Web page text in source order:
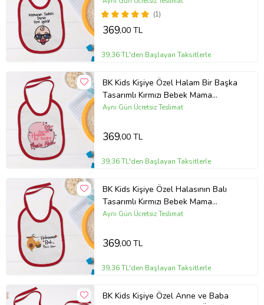
(1)
369,00 TL
39,36 TL'den Başlayan Taksitlerle
BK Kids Kişiye Özel Halam Bir Başka
Tasarımlı Kırmızı Bebek Mama
Önlüğü-2
Aynı Gün Ücretsiz Teslimat
369,00 TL
39,36 TL'den Başlayan Taksitlerle
BK Kids Kişiye Özel Halasının Balı
Tasarımlı Kırmızı Bebek Mama
Önlüğü-1
Aynı Gün Ücretsiz Teslimat
369,00 TL
39,36 TL'den Başlayan Taksitlerle
BK Kids Kişiye Özel Anne ve Baba